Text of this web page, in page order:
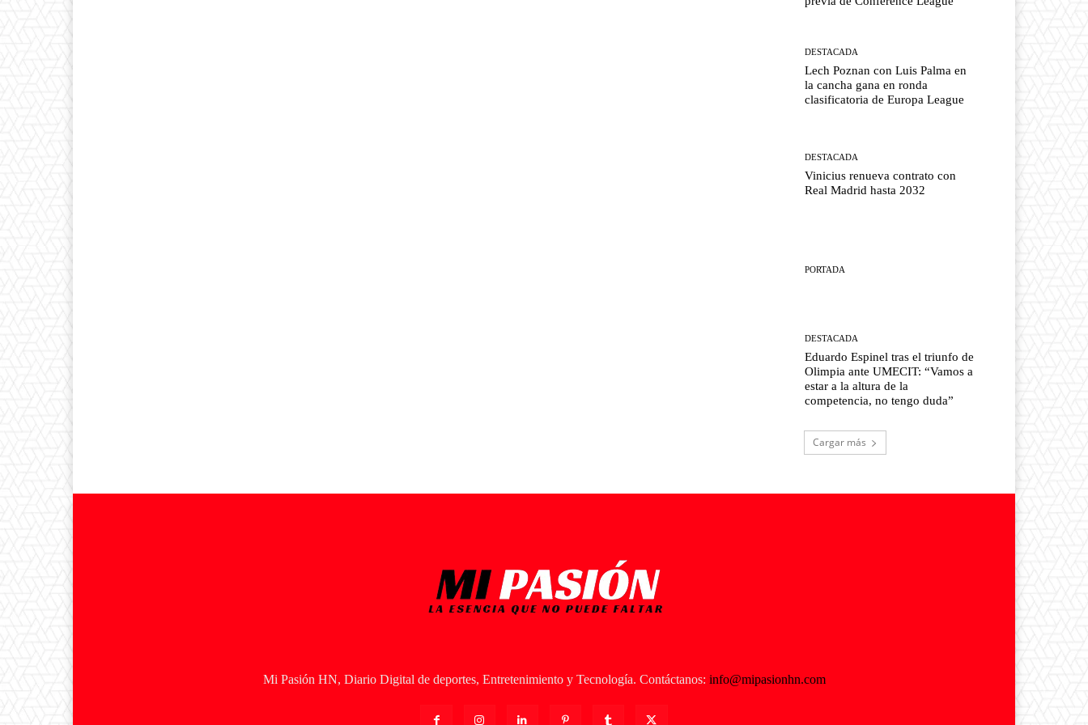
DESTACADA
Lech Poznan con Luis Palma en
la cancha gana en ronda
clasificatoria de Europa League
DESTACADA
Vinicius renueva contrato con
Real Madrid hasta 2032
PORTADA
DESTACADA
Eduardo Espinel tras el triunfo de
Olimpia ante UMECIT: “Vamos a
estar a la altura de la
competencia, no tengo duda”
Cargar más
Mi Pasión HN, Diario Digital de deportes, Entretenimiento y Tecnología. Contáctanos: info@mipasionhn.com